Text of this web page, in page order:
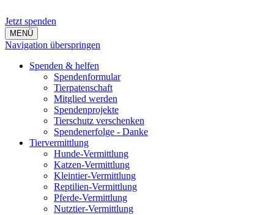
Jetzt spenden
MENÜ
Navigation überspringen
Spenden & helfen
Spendenformular
Tierpatenschaft
Mitglied werden
Spendenprojekte
Tierschutz verschenken
Spendenerfolge - Danke
Tiervermittlung
Hunde-Vermittlung
Katzen-Vermittlung
Kleintier-Vermittlung
Reptilien-Vermittlung
Pferde-Vermittlung
Nutztier-Vermittlung